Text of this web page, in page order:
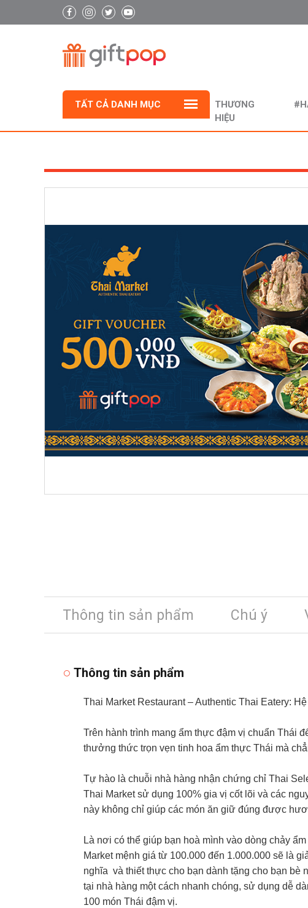
TẤT CẢ DANH MỤC
THƯƠNG
HIỆU
Thông tin sản phẩm Chú ý
Thông tin sản phẩm
Thai Market Restaurant – Authentic Thai Eatery:
Trên hành trình mang ẩm thực đậm vị chuẩn Thái
thưởng thức trọn vẹn tinh hoa ẩm thực Thái mà
Tự hào là chuỗi nhà hàng nhận chứng chỉ Thai
Thai Market sử dụng 100% gia vị cốt lõi và các
này không chỉ giúp các món ăn giữ đúng được
Là nơi có thể giúp bạn hoà mình vào dòng chảy
Market mệnh giá từ 100.000 đến 1.000.000 sẽ là
nghĩa và thiết thực cho bạn dành tặng cho bạn bè
tại nhà hàng một cách nhanh chóng, sử dụng dễ
100 món Thái đậm vị.